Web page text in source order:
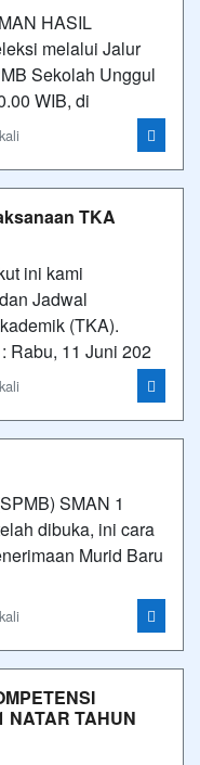
HASIL
melalui Jalur
Sekolah Unggul
WIB, di
TKA
ini kami
Jadwal
(TKA).
Rabu, 11 Juni 202
SMAN 1
dibuka, ini cara
Murid Baru
NATAR TAHUN